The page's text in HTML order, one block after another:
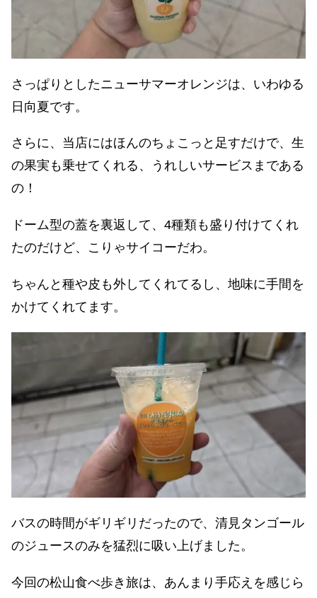
さっぱりとしたニューサマーオレンジは、いわゆる
日向夏です。
さらに、当店にはほんのちょこっと足すだけで、生
の果実も乗せてくれる、うれしいサービスまである
の！
ドーム型の蓋を裏返して、4種類も盛り付けてくれ
たのだけど、こりゃサイコーだわ。
ちゃんと種や皮も外してくれてるし、地味に手間を
かけてくれてます。
バスの時間がギリギリだったので、清見タンゴール
のジュースのみを猛烈に吸い上げました。
今回の松山食べ歩き旅は、あんまり手応えを感じら